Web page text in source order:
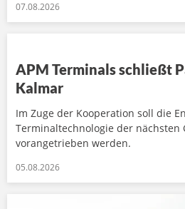
07.08.2026
APM Terminals schließt
Kalmar
Im Zuge der Kooperation soll die
Terminaltechnologie der nächsten
vorangetrieben werden.
05.08.2026